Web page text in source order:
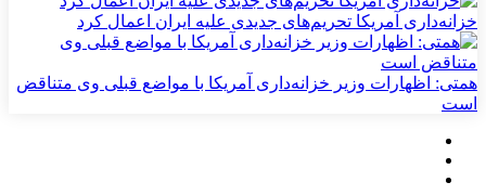
خزانه‌داری آمریکا تحریم‌های جدیدی علیه ایران اعمال کرد
همتی: اظهارات وزیر خزانه‌داری آمریکا با مواضع قبلی وی متناقض
است